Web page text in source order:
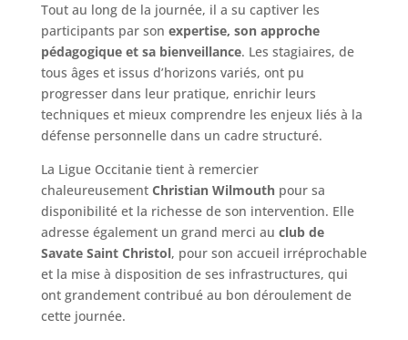
Tout au long de la journée, il a su captiver les
participants par son expertise, son approche
pédagogique et sa bienveillance. Les stagiaires, de
tous âges et issus d’horizons variés, ont pu
progresser dans leur pratique, enrichir leurs
techniques et mieux comprendre les enjeux liés à la
défense personnelle dans un cadre structuré.
La Ligue Occitanie tient à remercier
chaleureusement Christian Wilmouthpour sa
disponibilité et la richesse de son intervention. Elle
adresse également un grand merci au club de
Savate Saint Christol, pour son accueil irréprochable
et la mise à disposition de ses infrastructures, qui
ont grandement contribué au bon déroulement de
cette journée.